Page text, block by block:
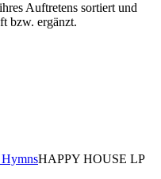
Auftretens sortiert und
bzw. ergänzt.
HAPPY HOUSE LP